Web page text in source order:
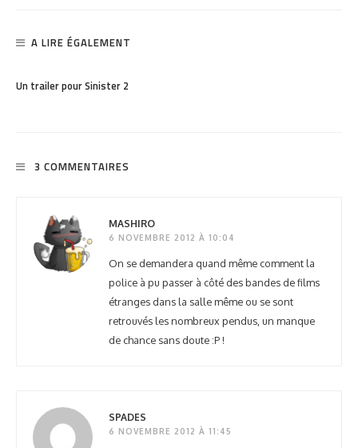
A LIRE ÉGALEMENT
Un trailer pour Sinister 2
3 COMMENTAIRES
MASHIRO
6 NOVEMBRE 2012 À 10:04
On se demandera quand même comment la
police à pu passer à côté des bandes de films
étranges dans la salle même ou se sont
retrouvés les nombreux pendus, un manque
de chance sans doute :P !
SPADES
6 NOVEMBRE 2012 À 11:45